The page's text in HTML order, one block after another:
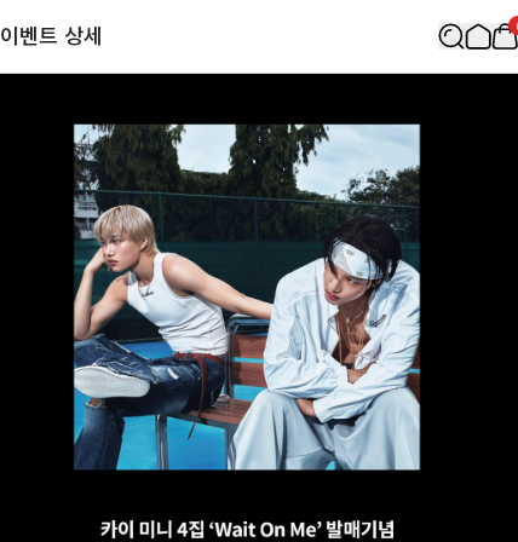
이벤트 상세